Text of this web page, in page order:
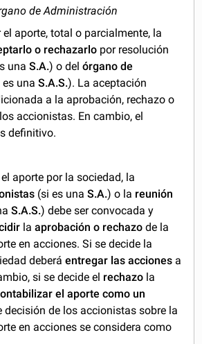
de Administración
el aporte, total o parcialmente, la
o rechazarlo por resolución
unaS.A.) o delórgano de
es unaS.A.S.). La aceptación
a la aprobación, rechazo o
accionistas. En cambio, el
definitivo.
aporte por la sociedad, la
(si es unaS.A.) o la reunión
S.A.S.) debe ser convocada y
la aprobación o rechazo de la
en acciones. Si se decide la
deberáentregar las acciones a
si se decide el rechazo la
el aporte como un
decisión de los accionistas sobre la
en acciones se considera como